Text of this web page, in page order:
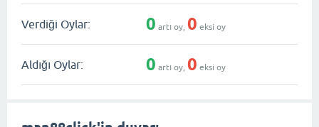
Verdiği Oylar: 0 artı oy, 0 eksi oy
Aldığı Oylar: 0 artı oy, 0 eksi oy